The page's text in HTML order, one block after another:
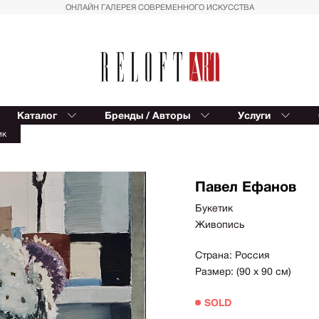
ОНЛАЙН ГАЛЕРЕЯ СОВРЕМЕННОГО ИСКУССТВА
Каталог
Азия
Пальмы
Геометрия
Восток
Вазы
Автомобили
Для
Бренды / Авторы
Reloft ART
Kinetic Levi
Editions Studio
Reloft HOME
Услуги
Павел Ефанов
Букетик
Живопись
Страна: Россия
Размер: (90 х 90 см)
SOLD